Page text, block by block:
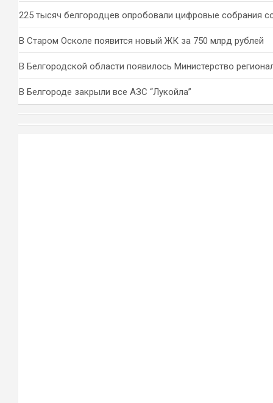
225 тысяч белгородцев опробовали цифровые собрания
В Старом Осколе появится новый ЖК за 750 млрд рублей
В Белгородской области появилось Министерство
В Белгороде закрыли все АЗС “Лукойла”